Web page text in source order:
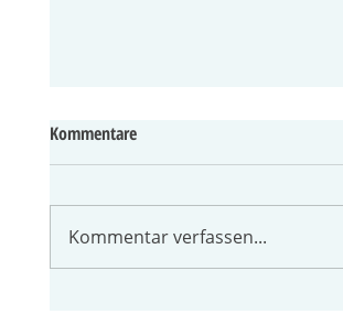
StadtSchoppen 2026
Kommentare
Kommentar verfassen...